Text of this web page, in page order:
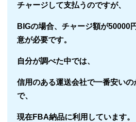
チャージして支払うのですが、
BIGの場合、チャージ額が50000
意が必要です。
自分が調べた中では、
信用のある運送会社で一番安い
で、
現在FBA納品に利用しています。